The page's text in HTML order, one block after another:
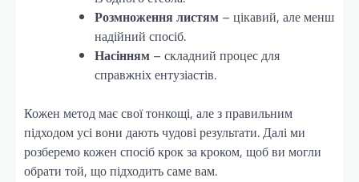
Розмноження листям – цікавий, але менш
надійний спосіб.
Насінням – складний процес для
справжніх ентузіастів.
Кожен метод має свої тонкощі, але з правильним
підходом усі вони дають чудові результати. Далі ми
розберемо кожен спосіб крок за кроком, щоб ви могли
обрати той, що підходить саме вам.